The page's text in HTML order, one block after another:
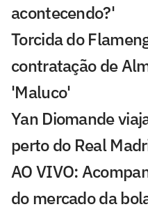
acontecendo?'
Torcida do
contratação de
'Maluco'
Yan Diomande
perto do Real
AO VIVO:
do mercado da